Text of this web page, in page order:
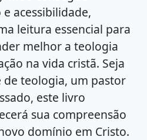
acessibilidade,
leitura essencial para
melhor a teologia
na vida cristã. Seja
de teologia, um pastor
este livro
sua compreensão
domínio em Cristo.